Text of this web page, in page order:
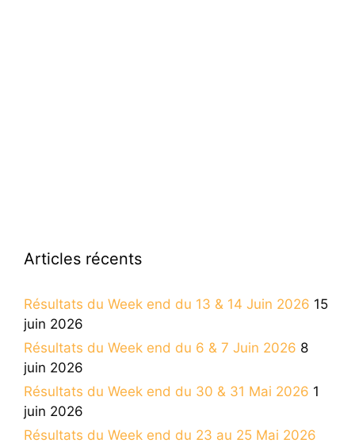
Articles récents
Résultats du Week end du 13 & 14 Juin 2026 15
juin 2026
Résultats du Week end du 6 & 7 Juin 2026 8
juin 2026
Résultats du Week end du 30 & 31 Mai 2026 1
juin 2026
Résultats du Week end du 23 au 25 Mai 2026